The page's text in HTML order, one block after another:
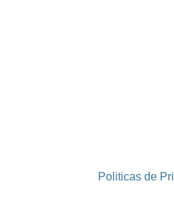
Politicas de